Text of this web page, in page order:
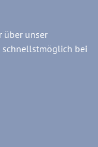
über unser
bei